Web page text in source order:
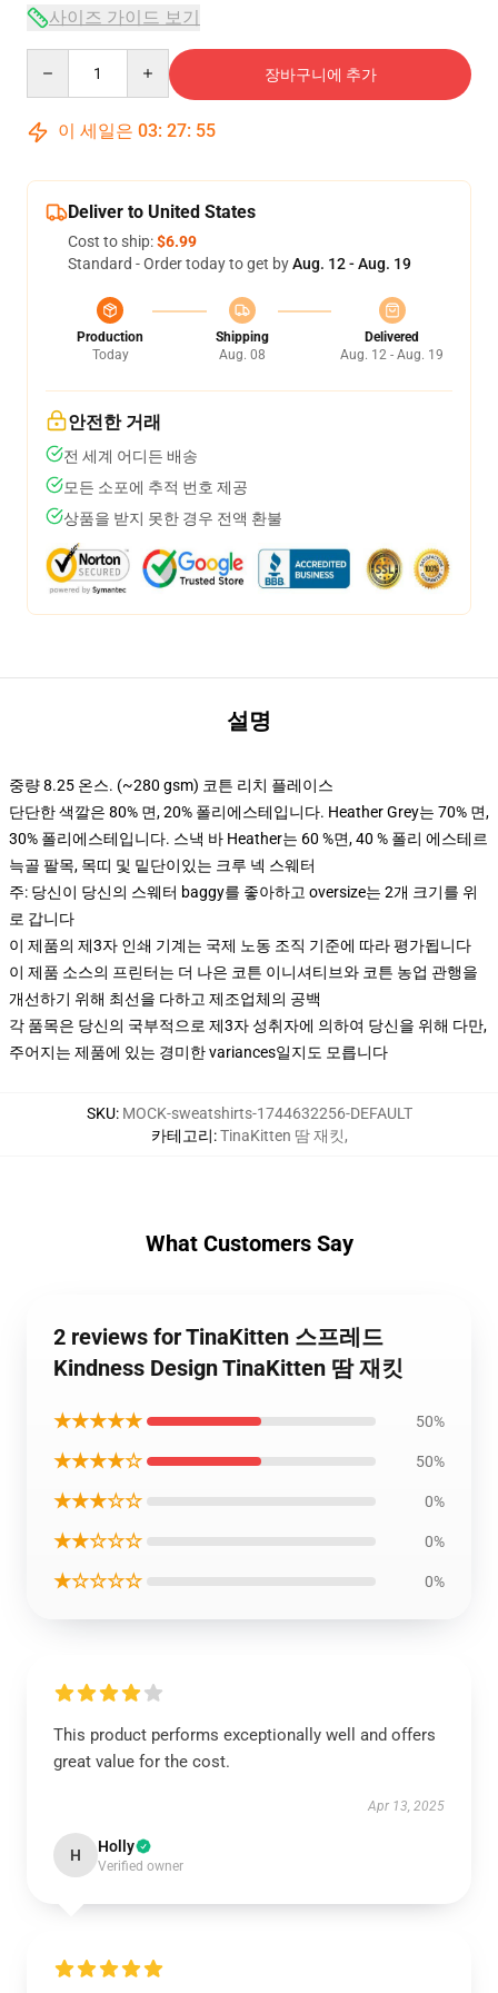
사이즈 가이드 보기
장바구니에 추가
이 세일은 03: 27: 54
Deliver to United States
Cost to ship:$6.99
Standard - Order today to get byAug. 12 - Aug. 19
Production
Today
Shipping
Aug. 08
Delivered
Aug. 12 - Aug. 19
안전한 거래
전 세계 어디든 배송
모든 소포에 추적 번호 제공
상품을 받지 못한 경우 전액 환불
설명
중량 8.25 온스. (~280 gsm) 코튼 리치 플레이스
단단한 색깔은 80% 면, 20% 폴리에스테입니다. Heather Grey는 70% 면,
30% 폴리에스테입니다. 스낵 바 Heather는 60 %면, 40 % 폴리 에스테르
늑골 팔목, 목띠 및 밑단이있는 크루 넥 스웨터
주: 당신이 당신의 스웨터 baggy를 좋아하고 oversize는 2개 크기를 위
로 갑니다
이 제품의 제3자 인쇄 기계는 국제 노동 조직 기준에 따라 평가됩니다
이 제품 소스의 프린터는 더 나은 코튼 이니셔티브와 코튼 농업 관행을
개선하기 위해 최선을 다하고 제조업체의 공백
각 품목은 당신의 국부적으로 제3자 성취자에 의하여 당신을 위해 다만,
주어지는 제품에 있는 경미한 variances일지도 모릅니다
SKU: MOCK-sweatshirts-1744632256-DEFAULT
카테고리:TinaKitten 땀 재킷,
What Customers Say
2 reviews for TinaKitten 스프레드
Kindness Design TinaKitten 땀 재킷
★★★★★ 50%
★★★★☆ 50%
★★★☆☆ 0%
★★☆☆☆ 0%
★☆☆☆☆ 0%
This product performs exceptionally well and offers
great value for the cost.
Apr 13, 2025
H Holly
Verified owner